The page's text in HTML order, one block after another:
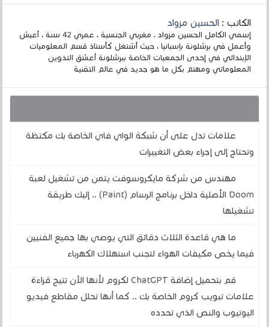
الكاتب :الحسين مزواد
إسمي الكامل الحسين مزواد ، مغربي الجنسية ، عمري 42 سنة ، أعيش
وأعمل في برشلونة بإسبانيا ، حيث أشتغل كأستاذ قسم المعلوميات
الإبتدائي في إحدى الجمعيات الخاصة ببرشلونة أعشق التدوين
المعلوماتي ومهتم بكل ما هو جديد في عالم التقنية
علامات تدل على أن شبكة الواي فاي الخاصة بك مكتظة
وتحتاج إلى إجراء بعض التغييرات
مهندس من شركة مايكروسوفت يتمن من تشغيل لعبة
Doom الأصلية داخل برنامج الرسام (Paint) .. إليك طريقة
تشغيلها
ما هي قاعدة الثلاث دقائق التي يوصي بها جميع الفنيين
فيما يخص مكيفات الهواء لتجنب استهلاك الكهرباء
قم بتحميل إضافة ChatGPT لكروم لأنها الآن تتيح قراءة
علامات تبويب كروم الخاصة بك .. كما أنها تحلل مقاطع فيديو
اليوتيوب والنص الذي تحدده